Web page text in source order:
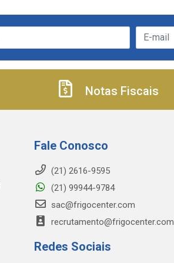
Notas Fiscais
Fale Conosco
(21) 2616-9595
(21) 99944-9784
sac@frigocenter.com
recrutamento@frigocenter.com
Redes Sociais